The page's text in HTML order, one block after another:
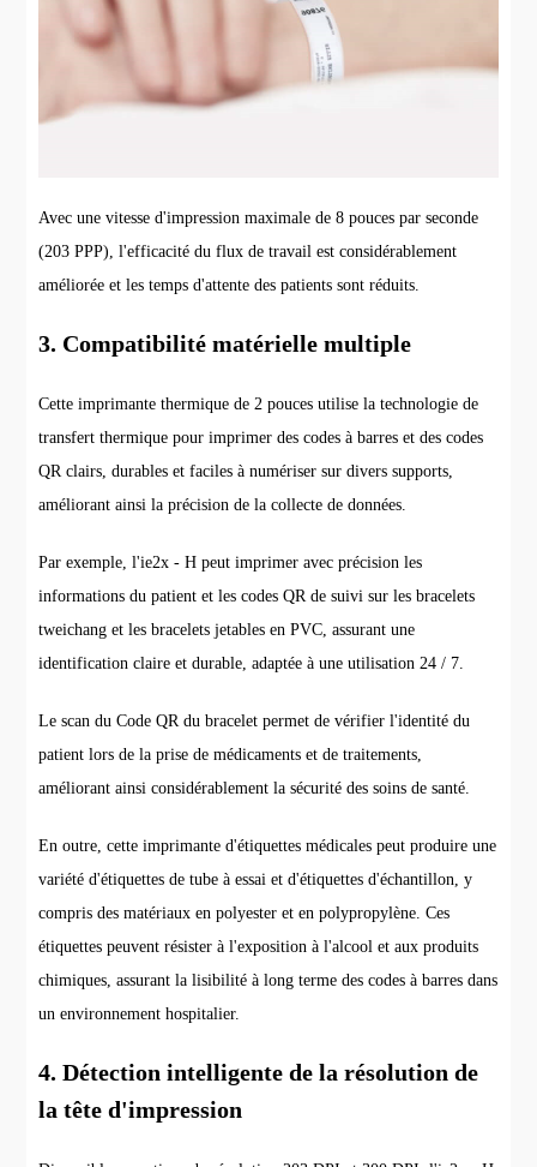
Avec une vitesse d'impression maximale de 8 pouces par seconde
(203 PPP), l'efficacité du flux de travail est considérablement
améliorée et les temps d'attente des patients sont réduits.
3. Compatibilité matérielle multiple
Cette imprimante thermique de 2 pouces utilise la technologie de
transfert thermique pour imprimer des codes à barres et des codes
QR clairs, durables et faciles à numériser sur divers supports,
améliorant ainsi la précision de la collecte de données.
Par exemple, l'ie2x - H peut imprimer avec précision les
informations du patient et les codes QR de suivi sur les bracelets
tweichang et les bracelets jetables en PVC, assurant une
identification claire et durable, adaptée à une utilisation 24 / 7.
Le scan du Code QR du bracelet permet de vérifier l'identité du
patient lors de la prise de médicaments et de traitements,
améliorant ainsi considérablement la sécurité des soins de santé.
En outre, cette imprimante d'étiquettes médicales peut produire une
variété d'étiquettes de tube à essai et d'étiquettes d'échantillon, y
compris des matériaux en polyester et en polypropylène. Ces
étiquettes peuvent résister à l'exposition à l'alcool et aux produits
chimiques, assurant la lisibilité à long terme des codes à barres dans
un environnement hospitalier.
4. Détection intelligente de la résolution de
la tête d'impression